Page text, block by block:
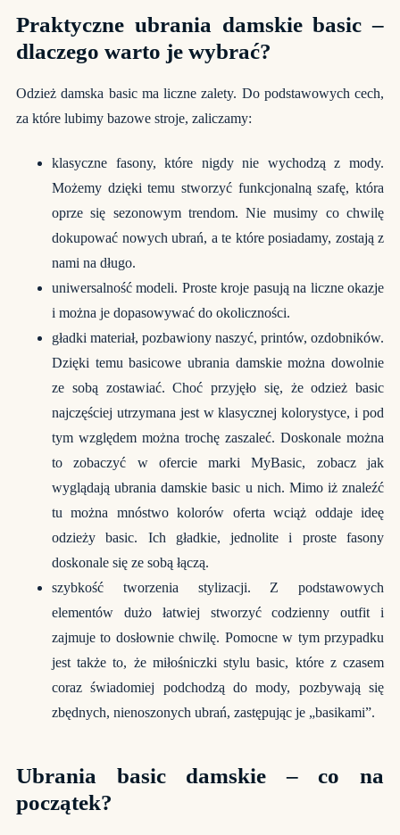
Praktyczne ubrania damskie basic –
dlaczego warto je wybrać?
Odzież damska basic ma liczne zalety. Do podstawowych cech,
za które lubimy bazowe stroje, zaliczamy:
klasyczne fasony, które nigdy nie wychodzą z mody.
Możemy dzięki temu stworzyć funkcjonalną szafę, która
oprze się sezonowym trendom. Nie musimy co chwilę
dokupować nowych ubrań, a te które posiadamy, zostają z
nami na długo.
uniwersalność modeli. Proste kroje pasują na liczne okazje
i można je dopasowywać do okoliczności.
gładki materiał, pozbawiony naszyć, printów, ozdobników.
Dzięki temu basicowe ubrania damskie można dowolnie
ze sobą zostawiać. Choć przyjęło się, że odzież basic
najczęściej utrzymana jest w klasycznej kolorystyce, i pod
tym względem można trochę zaszaleć. Doskonale można
to zobaczyć w ofercie marki MyBasic, zobacz jak
wyglądająubrania damskie basic u nich. Mimo iż znaleźć
tu można mnóstwo kolorów oferta wciąż oddaje ideę
odzieży basic. Ich gładkie, jednolite i proste fasony
doskonale się ze sobą łączą.
szybkość tworzenia stylizacji. Z podstawowych
elementów dużo łatwiej stworzyć codzienny outfit i
zajmuje to dosłownie chwilę. Pomocne w tym przypadku
jest także to, że miłośniczki stylu basic, które z czasem
coraz świadomiej podchodzą do mody, pozbywają się
zbędnych, nienoszonych ubrań, zastępując je „basikami”.
Ubrania basic damskie – co na
początek?